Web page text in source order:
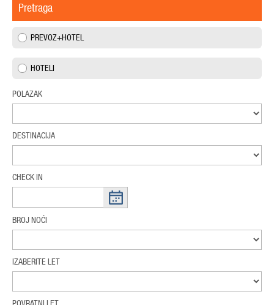
Pretraga
PREVOZ+HOTEL
HOTELI
POLAZAK
DESTINACIJA
CHECK IN
BROJ NOĆI
IZABERITE LET